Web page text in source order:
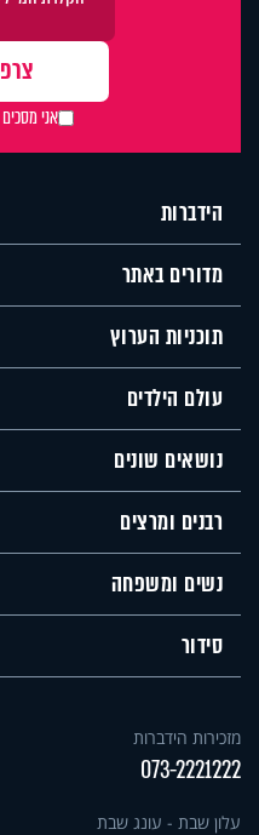
אני מסכים
הידברות
מדורים באתר
תוכניות הערוץ
עולם הילדים
נושאים שונים
רבנים ומרצים
נשים ומשפחה
סידור
מזכירות הידברות
073-2221222
עלון שבת - עונג שבת